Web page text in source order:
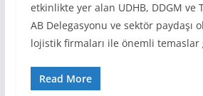
etkinlikte yer alan UDHB, DDGM ve
AB Delegasyonu ve sektör paydaşı
lojistik firmaları ile önemli
Read More